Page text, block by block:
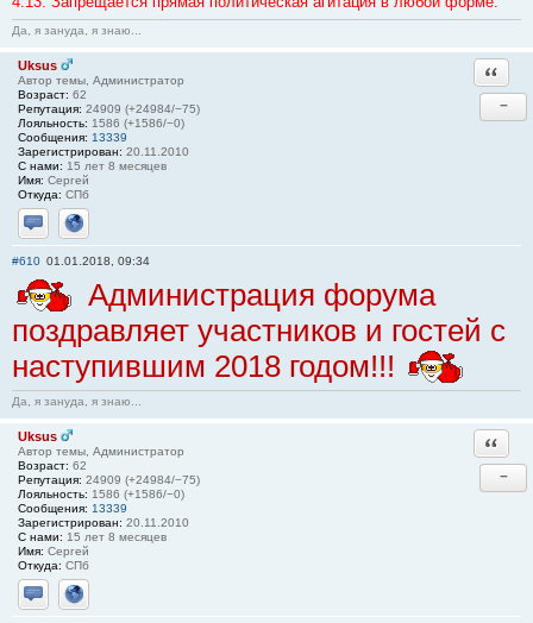
Да, я зануда, я знаю...
Uksus
Автор темы, Администратор
Возраст: 62
Репутация: 24909 (+24984/−75)
Лояльность: 1586 (+1586/−0)
Сообщения: 13339
Зарегистрирован: 20.11.2010
С нами: 15 лет 8 месяцев
Имя: Сергей
Откуда: СПб
Отправить личное сообщение
Сайт
−
#610 01.01.2018, 09:34
Администрация форума
поздравляет участников и гостей с
наступившим 2018 годом!!!
Да, я зануда, я знаю...
Uksus
Автор темы, Администратор
Возраст: 62
Репутация: 24909 (+24984/−75)
Лояльность: 1586 (+1586/−0)
Сообщения: 13339
Зарегистрирован: 20.11.2010
С нами: 15 лет 8 месяцев
Имя: Сергей
Откуда: СПб
Отправить личное сообщение
Сайт
−